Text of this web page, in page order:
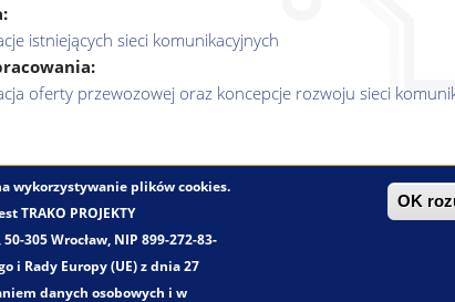
istniejących sieci komunikacyjnych
oferty przewozowej oraz koncepcje rozwoju sieci
Wszystkie prawa zastrzeżone!
wykorzystywanie plików cookies.
PROJEKTY
305 Wrocław, NIP 899-272-83-
i Rady Europy (UE) z dnia 27
danych osobowych i w
OK